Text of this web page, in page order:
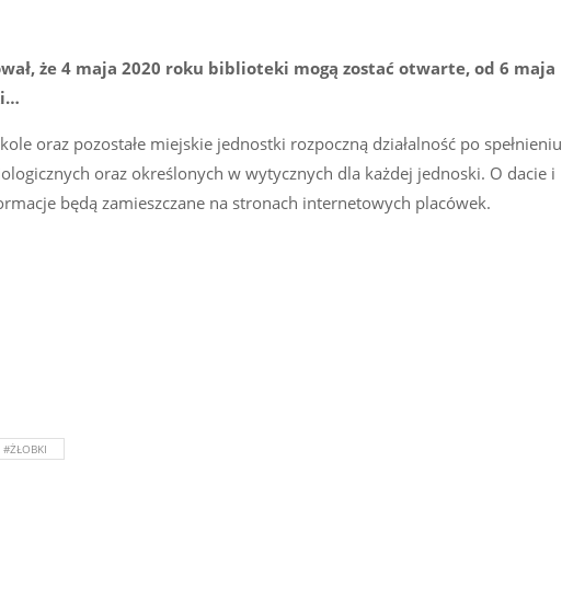
że 4 maja 2020 roku biblioteki mogą zostać otwarte, od 6 maja
oraz pozostałe miejskie jednostki rozpoczną działalność po spełnieniu
oraz określonych w wytycznych dla każdej jednoski. O dacie i
będą zamieszczane na stronach internetowych placówek.
#ŻŁOBKI